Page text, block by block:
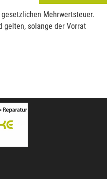
Mehrwertsteuer.
gelten, solange der Vorrat